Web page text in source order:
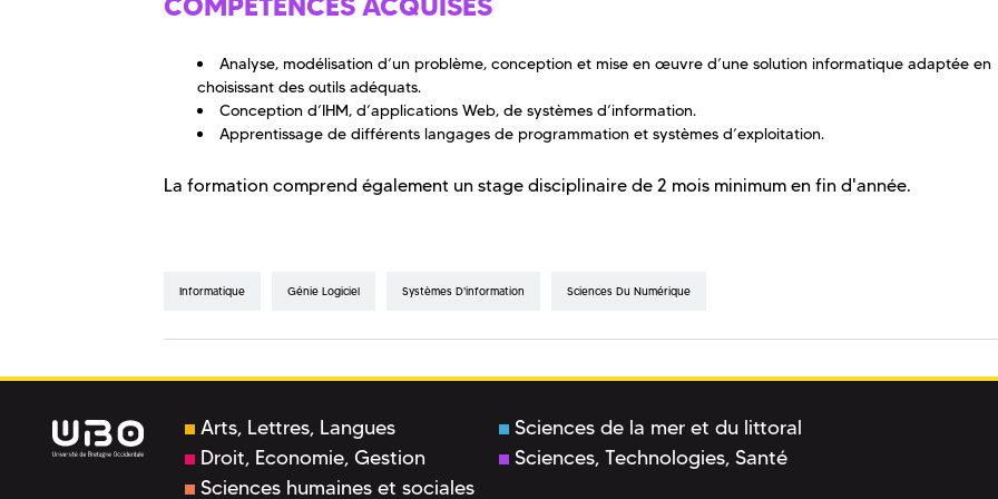
Analyse, modélisation d’un problème, conception et mise en œuvre d’une solution informatique adaptée en
choisissant des outils adéquats.
Conception d’IHM, d’applications Web, de systèmes d’information.
Apprentissage de différents langages de programmation et systèmes d’exploitation.
La formation comprend également un stage disciplinaire de 2 mois minimum en fin d'année.
Informatique Génie Logiciel Systèmes D'information Sciences Du Numérique
Arts, Lettres, Langues
Droit, Economie, Gestion
Sciences humaines et sociales
Sciences de la mer et du littoral
Sciences, Technologies, Santé